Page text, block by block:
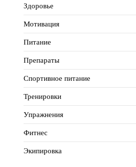
Здоровье
Мотивация
Питание
Препараты
Спортивное питание
Тренировки
Упражнения
Фитнес
Экипировка